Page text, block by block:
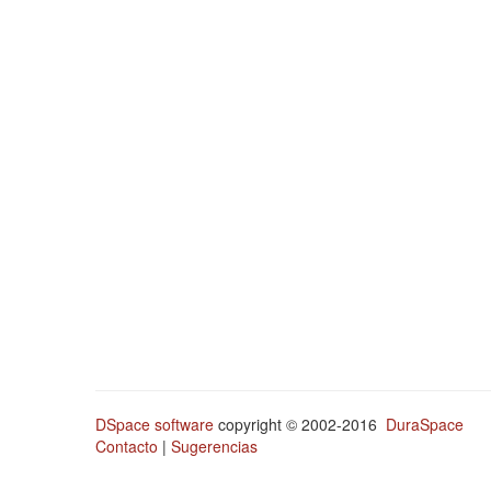
DSpace software copyright © 2002-2016 DuraSpace
Contacto | Sugerencias